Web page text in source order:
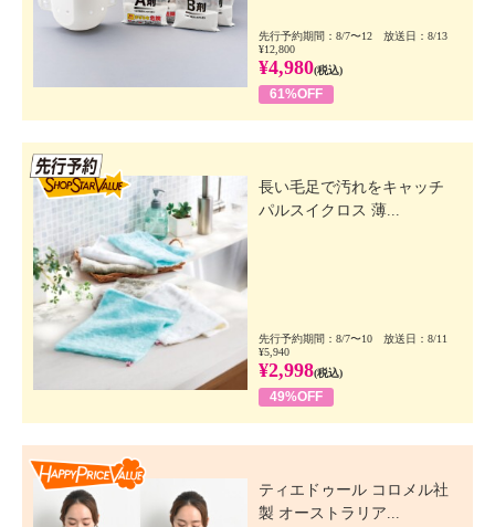
先行予約期間：8/7〜12 放送日：8/13
¥12,800
¥4,980(税込)
61%OFF
長い毛足で汚れをキャッチ
パルスイクロス 薄...
先行予約期間：8/7〜10 放送日：8/11
¥5,940
¥2,998(税込)
49%OFF
ティエドゥール コロメル社
製 オーストラリア...